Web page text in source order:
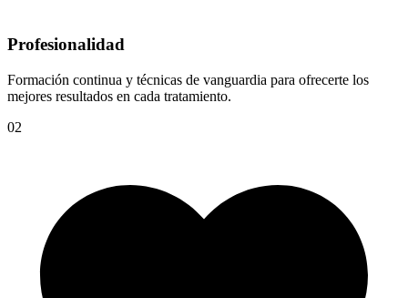
Profesionalidad
Formación continua y técnicas de vanguardia para ofrecerte los
mejores resultados en cada tratamiento.
02